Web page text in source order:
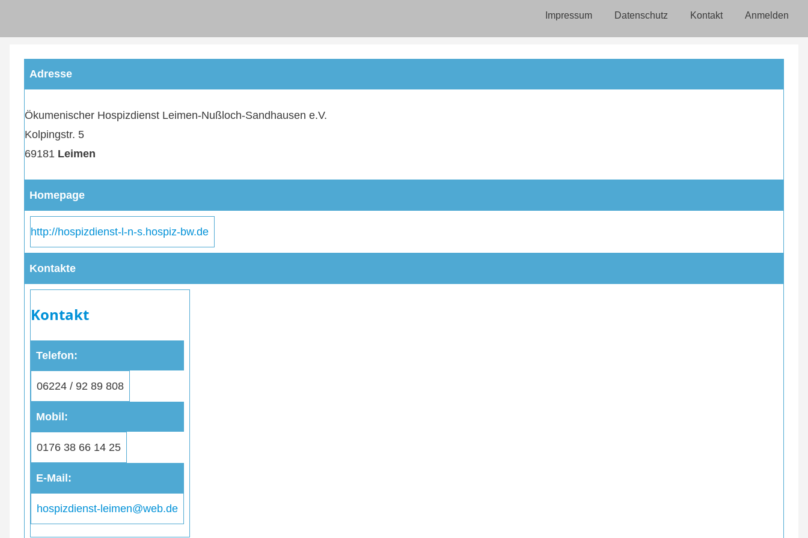
account
menu
Impressum Datenschutz Kontakt Anmelden
Adresse
Ökumenischer Hospizdienst Leimen-Nußloch-Sandhausen e.V.
Kolpingstr. 5
69181 Leimen
Homepage
http://hospizdienst-l-n-s.hospiz-bw.de
Kontakte
Kontakt
Telefon
06224 / 92 89 808
Mobil
0176 38 66 14 25
E-Mail
hospizdienst-leimen@web.de